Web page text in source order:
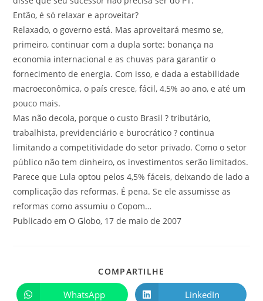
Então, é só relaxar e aproveitar?
Relaxado, o governo está. Mas aproveitará mesmo se,
primeiro, continuar com a dupla sorte: bonança na
economia internacional e as chuvas para garantir o
fornecimento de energia. Com isso, e dada a estabilidade
macroeconômica, o país cresce, fácil, 4,5% ao ano, e até um
pouco mais.
Mas não decola, porque o custo Brasil ? tributário,
trabalhista, previdenciário e burocrático ? continua
limitando a competitividade do setor privado. Como o setor
público não tem dinheiro, os investimentos serão limitados.
Parece que Lula optou pelos 4,5% fáceis, deixando de lado a
complicação das reformas. É pena. Se ele assumisse as
reformas como assumiu o Copom…
Publicado em O Globo, 17 de maio de 2007
COMPARTILHE
WhatsApp LinkedIn